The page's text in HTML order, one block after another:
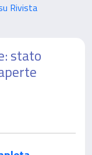
Rivista
stato